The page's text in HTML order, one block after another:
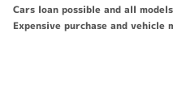
Cars loan possible and all
Expensive purchase and vehicle